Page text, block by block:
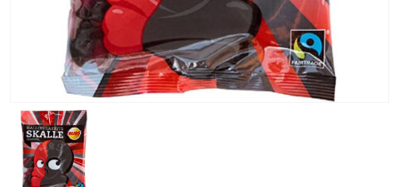
DI ALCUNE
AREE
REMOTE